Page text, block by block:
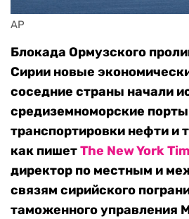
AP
Блокада Ормузского
Сирии новые
соседние страны начали
средиземноморские
транспортировки нефти и
как пишетThe New York
директор по местным и
связям сирийского
таможенного управления